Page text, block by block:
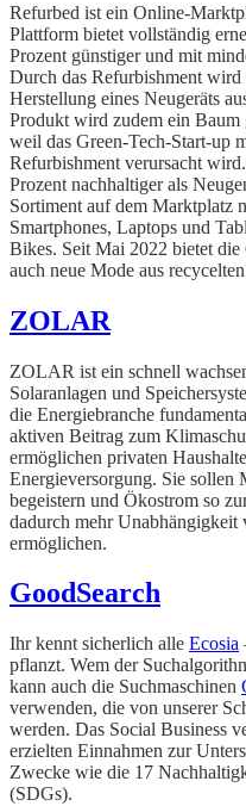
Refurbed ist ein Online-
Plattform bietet vollständig
Prozent günstiger und mit
Durch das Refurbishment
Herstellung eines Neugeräts
Produkt wird zudem ein Baum
weil das Green-Tech-Start-up
Refurbishment verursacht
Prozent nachhaltiger als
Sortiment auf dem Marktplatz
Smartphones, Laptops und
Bikes. Seit Mai 2022 bietet
auch neue Mode aus
ZOLAR
ZOLAR ist ein schnell
Solaranlagen und
die Energiebranche
aktiven Beitrag zum
ermöglichen privaten
Energieversorgung. Sie sollen
begeistern und Ökostrom so
dadurch mehr Unabhängigkeit
ermöglichen.
GoodSearch
Ihr kennt sicherlich alle Ecosia
pflanzt. Wem der
kann auch die Suchmaschinen
verwenden, die von unserer
werden. Das Social Business
erzielten Einnahmen zur
Zwecke wie die 17
(SDGs).